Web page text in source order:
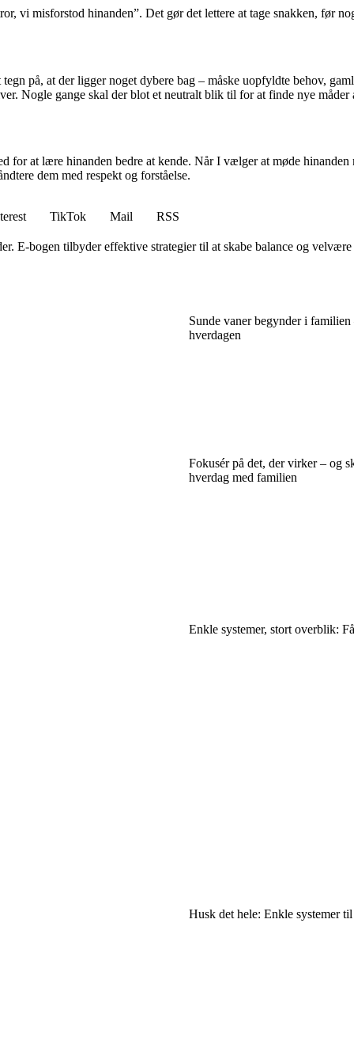
vi misforstod hinanden”. Det gør det lettere at tage snakken, før
på, at der ligger noget dybere bag – måske uopfyldte behov,
Nogle gange skal der blot et neutralt blik til for at finde nye måder
for at lære hinanden bedre at kende. Når I vælger at møde
dem med respekt og forståelse.
TikTok Mail RSS
E-bogen tilbyder effektive strategier til at skabe balance og
Sunde vaner begynder i
hverdagen
Fokusér på det, der virker – og
hverdag med familien
Enkle systemer, stort overblik:
Husk det hele: Enkle systemer